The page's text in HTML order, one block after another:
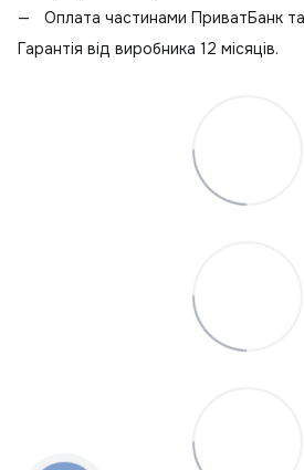
Оплата частинами ПриватБанк
Гарантія від виробника 12 місяців.